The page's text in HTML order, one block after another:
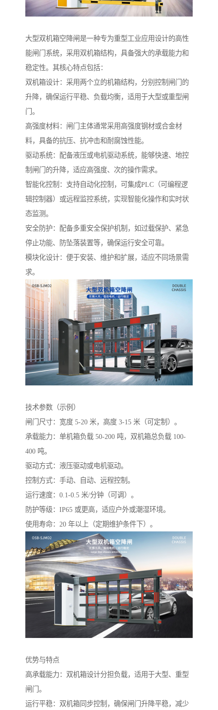
大型双机箱空降闸是一种专为重型工业应用设计的高性
能闸门系统，采用双机箱结构，具备强大的承载能力和
稳定性。其核心特点包括：
双机箱设计：采用两个立的机箱结构，分别控制闸门的
升降，确保运行平稳、负载均衡，适用于大型或重型闸
门。
高强度材料：闸门主体通常采用高强度钢材或合金材
料，具备的抗压、抗冲击和耐腐蚀性能。
驱动系统：配备液压或电机驱动系统，能够快速、地控
制闸门的升降，适应高强度、次的操作需求。
智能化控制：支持自动化控制，可集成PLC（可编程逻
辑控制器）或远程监控系统，实现智能化操作和实时状
态监测。
安全防护：配备多重安全保护机制，如过载保护、紧急
停止功能、防坠落装置等，确保运行安全可靠。
模块化设计：便于安装、维护和扩展，适应不同场景需
求。
技术参数（示例）
闸门尺寸：宽度 5-20 米，高度 3-15 米（可定制）。
承载能力：单机箱负载 50-200 吨，双机箱总负载 100-
400 吨。
驱动方式：液压驱动或电机驱动。
控制方式：手动、自动、远程控制。
运行速度：0.1-0.5 米/分钟（可调）。
防护等级：IP65 或更高，适应户外或潮湿环境。
使用寿命：20 年以上（定期维护条件下）。
优势与特点
高承载能力：双机箱设计分担负载，适用于大型、重型
闸门。
运行平稳：双机箱同步控制，确保闸门升降平稳，减少